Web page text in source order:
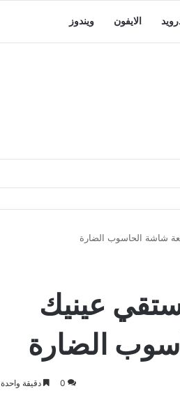
الايفون ويندوز
شاشة الحاسوب الضارة
ستقي عينيك
الضارة
0 دقيقة واحدة